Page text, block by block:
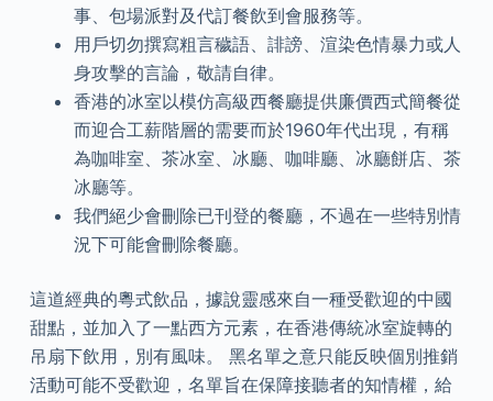
事、包場派對及代訂餐飲到會服務等。
用戶切勿撰寫粗言穢語、誹謗、渲染色情暴力或人
身攻擊的言論，敬請自律。
香港的冰室以模仿高級西餐廳提供廉價西式簡餐從
而迎合工薪階層的需要而於1960年代出現，有稱
為咖啡室、茶冰室、冰廳、咖啡廳、冰廳餅店、茶
冰廳等。
我們絕少會刪除已刊登的餐廳，不過在一些特別情
況下可能會刪除餐廳。
這道經典的粵式飲品，據說靈感來自一種受歡迎的中國
甜點，並加入了一點西方元素，在香港傳統冰室旋轉的
吊扇下飲用，別有風味。 黑名單之意只能反映個別推銷
活動可能不受歡迎，名單旨在保障接聽者的知情權，給